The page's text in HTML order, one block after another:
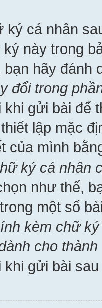
cá nhân
này trong
bạn hãy
đổi trong
khi gửi bài để
lập mặc
của mình
ký cá nhân
như thế,
một số
kèm chữ
cho
khi gửi bài sau